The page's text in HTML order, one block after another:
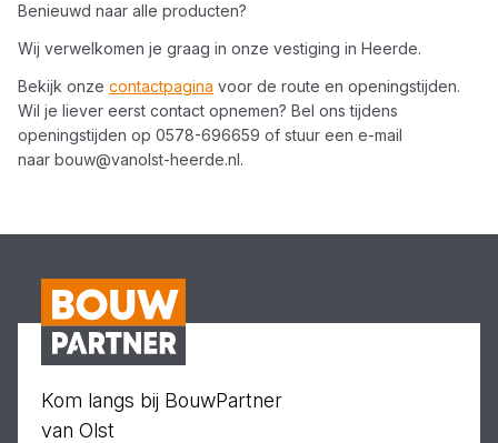
Benieuwd naar alle producten?
Wij verwelkomen je graag in onze vestiging in Heerde.
Bekijk onze contactpagina voor de route en openingstijden.
Wil je liever eerst contact opnemen? Bel ons tijdens
openingstijden op 0578-696659 of stuur een e-mail
naar bouw@vanolst-heerde.nl.
Kom langs bij BouwPartner
van Olst